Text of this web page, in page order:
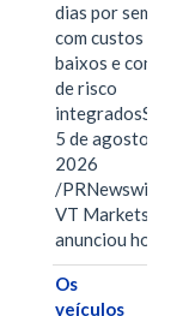
dias por semana,
com custos mais
baixos e
de risco
5 de agosto de
2026
/PRNewswire/
VT Markets
anunciou hoje
Os
veículos